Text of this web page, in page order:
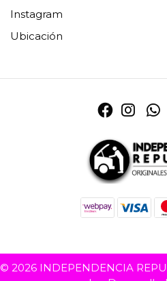
Instagram
Ubicación
© 2026 INDEPENDENCIA